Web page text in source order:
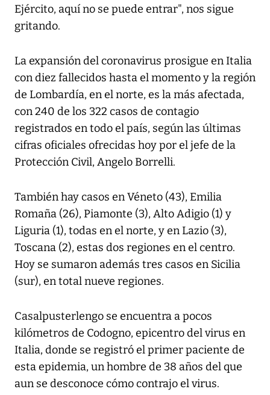
Ejército, aquí no se puede entrar", nos sigue
gritando.
La expansión del coronavirus prosigue en Italia
con diez fallecidos hasta el momento y la región
de Lombardía, en el norte, es la más afectada,
con 240 de los 322 casos de contagio
registrados en todo el país, según las últimas
cifras oficiales ofrecidas hoy por el jefe de la
Protección Civil, Angelo Borrelli.
También hay casos en Véneto (43), Emilia
Romaña (26), Piamonte (3), Alto Adigio (1) y
Liguria (1), todas en el norte, y en Lazio (3),
Toscana (2), estas dos regiones en el centro.
Hoy se sumaron además tres casos en Sicilia
(sur), en total nueve regiones.
Casalpusterlengo se encuentra a pocos
kilómetros de Codogno, epicentro del virus en
Italia, donde se registró el primer paciente de
esta epidemia, un hombre de 38 años del que
aun se desconoce cómo contrajo el virus.